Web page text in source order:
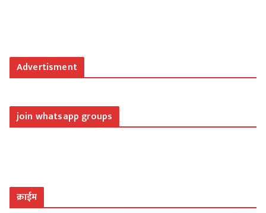
Advertisment
join whatsapp groups
क्राईम